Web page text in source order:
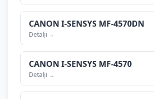
CANON I-SENSYS MF-4570DN
Detalji →
CANON I-SENSYS MF-4570
Detalji →